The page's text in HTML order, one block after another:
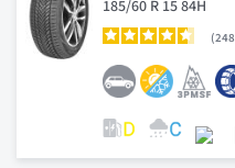
185/60 R 15 84H
248